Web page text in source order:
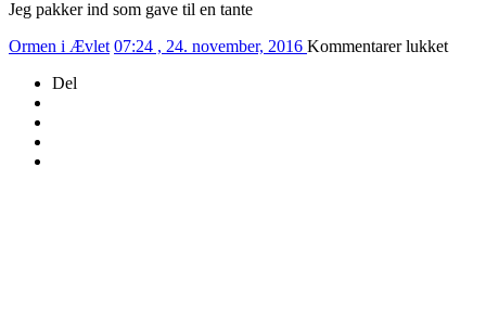
Jeg pakker ind som gave til en tante
Ormen i Ævlet 07:24 , 24. november, 2016 Kommentarer lukkettil
Del